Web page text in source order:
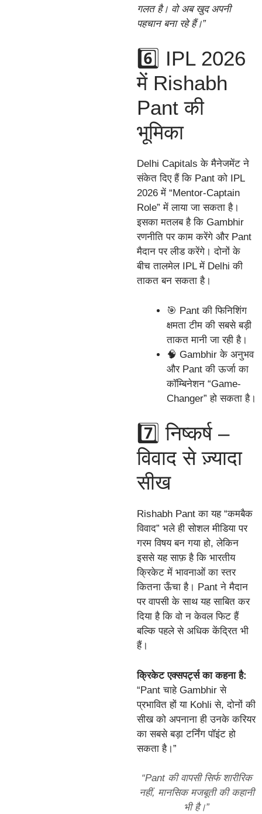
गलत है। वो अब खुद अपनी
पहचान बना रहे हैं।”
6️⃣ IPL 2026
में Rishabh
Pant की
भूमिका
Delhi Capitals के मैनेजमेंट ने
संकेत दिए हैं कि Pant को IPL
2026 में “Mentor-Captain
Role” में लाया जा सकता है।
इसका मतलब है कि Gambhir
रणनीति पर काम करेंगे और Pant
मैदान पर लीड करेंगे। दोनों के
बीच तालमेल IPL में Delhi की
ताकत बन सकता है।
🎯 Pant की फिनिशिंग
क्षमता टीम की सबसे बड़ी
ताकत मानी जा रही है।
🧠 Gambhir के अनुभव
और Pant की ऊर्जा का
कॉम्बिनेशन “Game-
Changer” हो सकता है।
7️⃣ निष्कर्ष –
विवाद से ज़्यादा
सीख
Rishabh Pant का यह “कमबैक
विवाद” भले ही सोशल मीडिया पर
गरम विषय बन गया हो, लेकिन
इससे यह साफ़ है कि भारतीय
क्रिकेट में भावनाओं का स्तर
कितना ऊँचा है। Pant ने मैदान
पर वापसी के साथ यह साबित कर
दिया है कि वो न केवल फिट हैं
बल्कि पहले से अधिक केंद्रित भी
हैं।
क्रिकेट एक्सपर्ट्स का कहना है:
“Pant चाहे Gambhir से
प्रभावित हों या Kohli से, दोनों की
सीख को अपनाना ही उनके करियर
का सबसे बड़ा टर्निंग पॉइंट हो
सकता है।”
“Pant की वापसी सिर्फ शारीरिक
नहीं, मानसिक मजबूती की कहानी
भी है।”